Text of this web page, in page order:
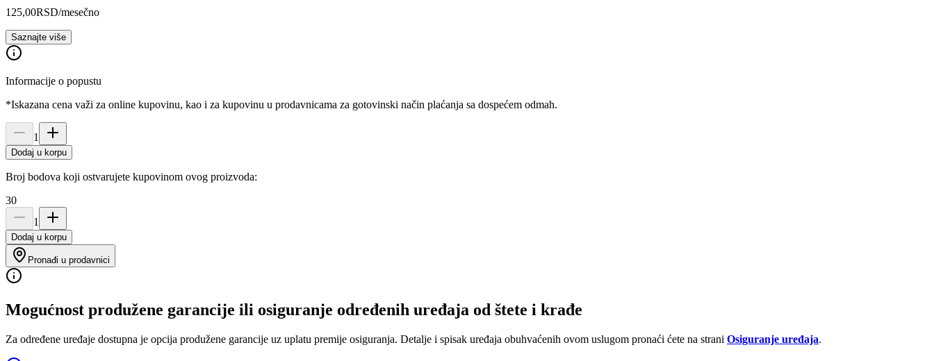
125,00RSD/mesečno
Saznajte više
Informacije o popustu
*Iskazana cena važi za online kupovinu, kao i za kupovinu u prodavnicama za gotovinski način plaćanja sa dospećem odmah.
1
Dodaj u korpu
Broj bodova koji ostvarujete kupovinom ovog proizvoda:
30
1
Dodaj u korpu
Pronađi u prodavnici
Mogućnost produžene garancije ili osiguranje određenih uređaja od štete i krađe
Za određene uređaje dostupna je opcija produžene garancije uz uplatu premije osiguranja. Detalje i spisak uređaja obuhvaćenih ovom uslugom pronaći ćete na strani Osiguranje uređaja.